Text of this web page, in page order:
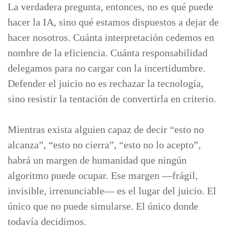
La verdadera pregunta, entonces, no es qué puede
hacer la IA, sino qué estamos dispuestos a dejar de
hacer nosotros. Cuánta interpretación cedemos en
nombre de la eficiencia. Cuánta responsabilidad
delegamos para no cargar con la incertidumbre.
Defender el juicio no es rechazar la tecnología,
sino resistir la tentación de convertirla en criterio.
Mientras exista alguien capaz de decir “esto no
alcanza”, “esto no cierra”, “esto no lo acepto”,
habrá un margen de humanidad que ningún
algoritmo puede ocupar. Ese margen —frágil,
invisible, irrenunciable— es el lugar del juicio. El
único que no puede simularse. El único donde
todavía decidimos.